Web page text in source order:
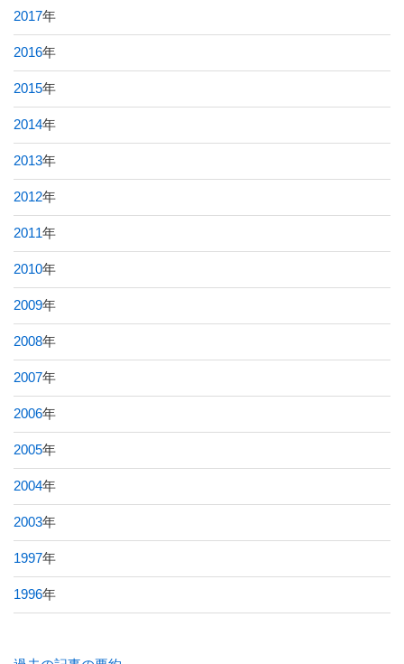
2017年
2016年
2015年
2014年
2013年
2012年
2011年
2010年
2009年
2008年
2007年
2006年
2005年
2004年
2003年
1997年
1996年